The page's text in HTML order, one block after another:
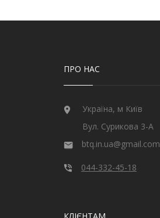
ПРО НАС
Україна, м Київ
Вул. Сурикова 3-А
btq.in.ua@gmail.com
044-332-45-18